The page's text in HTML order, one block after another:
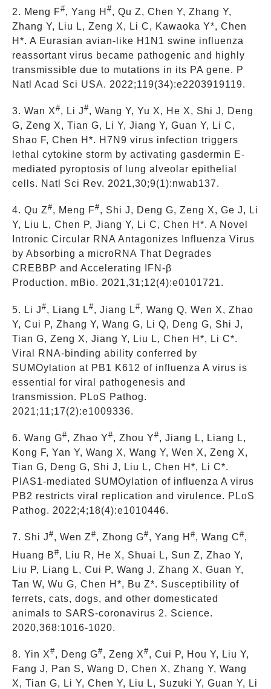
2. Meng F#, Yang H #, Qu Z, Chen Y, Zhang Y,
Zhang Y, Liu L, Zeng X, Li C, Kawaoka Y*, Chen
H*. A Eurasian avian-like H1N1 swine influenza
reassortant virus became pathogenic and highly
transmissible due to mutations in its PA gene. P
Natl Acad Sci USA. 2022;119(34):e2203919119.
3. Wan X#, Li J#, Wang Y, Yu X, He X, Shi J, Deng
G, Zeng X, Tian G, Li Y, Jiang Y, Guan Y, Li C,
Shao F, Chen H*. H7N9 virus infection triggers
lethal cytokine storm by activating gasdermin E-
mediated pyroptosis of lung alveolar epithelial
cells. Natl Sci Rev. 2021,30;9(1):nwab137.
4. Qu Z#, Meng F#, Shi J, Deng G, Zeng X, Ge J, Li
Y, Liu L, Chen P, Jiang Y, Li C, Chen H*. A Novel
Intronic Circular RNA Antagonizes Influenza Virus
by Absorbing a microRNA That Degrades
CREBBP and Accelerating IFN-β
Production. mBio. 2021,31;12(4):e0101721.
5. Li J#, Liang L#, Jiang L#, Wang Q, Wen X, Zhao
Y, Cui P, Zhang Y, Wang G, Li Q, Deng G, Shi J,
Tian G, Zeng X, Jiang Y, Liu L, Chen H*, Li C*.
Viral RNA-binding ability conferred by
SUMOylation at PB1 K612 of influenza A virus is
essential for viral pathogenesis and
transmission. PLoS Pathog.
2021;11;17(2):e1009336.
6. Wang G#, Zhao Y#, Zhou Y#, Jiang L, Liang L,
Kong F, Yan Y, Wang X, Wang Y, Wen X, Zeng X,
Tian G, Deng G, Shi J, Liu L, Chen H*, Li C*.
PIAS1-mediated SUMOylation of influenza A virus
PB2 restricts viral replication and virulence. PLoS
Pathog. 2022;4;18(4):e1010446.
7. Shi J#, Wen Z#, Zhong G#, Yang H #, Wang C#,
Huang B#, Liu R, He X, Shuai L, Sun Z, Zhao Y,
Liu P, Liang L, Cui P, Wang J, Zhang X, Guan Y,
Tan W, Wu G, Chen H*, Bu Z*. Susceptibility of
ferrets, cats, dogs, and other domesticated
animals to SARS-coronavirus 2. Science.
2020,368:1016-1020.
8. Yin X#, Deng G#, Zeng X#, Cui P, Hou Y, Liu Y,
Fang J, Pan S, Wang D, Chen X, Zhang Y, Wang
X, Tian G, Li Y, Chen Y, Liu L, Suzuki Y, Guan Y, Li